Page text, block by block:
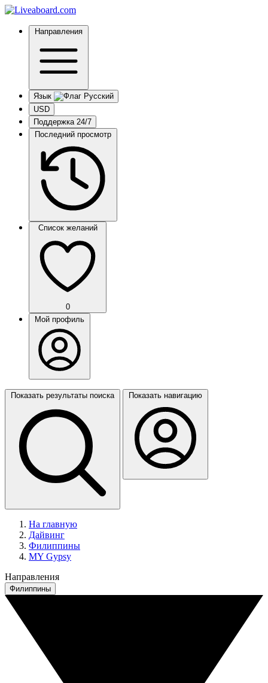
Направления
Язык
USD
Поддержка 24/7
Последний просмотр
Список желаний
0
Мой профиль
Показать результаты поиска Показать навигацию
На главную
Дайвинг
Филиппины
MY Gypsy
Направления
Филиппины